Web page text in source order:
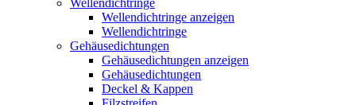
Wellendichtringe
Wellendichtringe anzeigen
Wellendichtringe
Gehäusedichtungen
Gehäusedichtungen anzeigen
Gehäusedichtungen
Deckel & Kappen